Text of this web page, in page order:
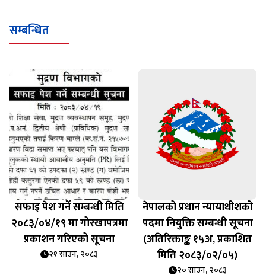
सम्बन्धित
सफाइ पेश गर्ने सम्बन्धी मिति
२०८३/०४/१९ मा गोरखापत्रमा
प्रकाशन गरिएको सूचना
२१ साउन, २०८३
नेपालको प्रधान न्यायाधीशको
पदमा नियुक्ति सम्बन्धी सूचना
(अतिरिक्ताङ्क १५अ, प्रकाशित
मिति २०८३/०२/०५)
२० साउन, २०८३